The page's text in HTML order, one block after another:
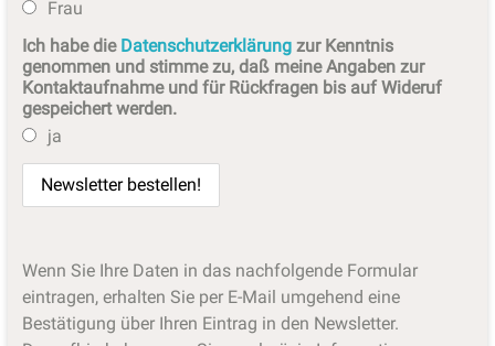
Frau
Ich habe die Datenschutzerklärungzur Kenntnis
genommen und stimme zu, daß meine Angaben zur
Kontaktaufnahme und für Rückfragen bis auf Wideruf
gespeichert werden.
ja
Wenn Sie Ihre Daten in das nachfolgende Formular
eintragen, erhalten Sie per E-Mail umgehend eine
Bestätigung über Ihren Eintrag in den Newsletter.